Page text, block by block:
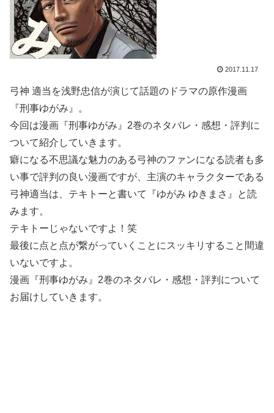
2017.11.17
弓神 適当を浅野忠信が演じて話題のドラマの原作漫画
『刑事ゆがみ』。
今回は漫画『刑事ゆがみ』2巻のネタバレ・感想・評判に
ついて紹介していきます。
癖になる不思議な魅力のある弓神のファンになる読者も多
い事で評判の良い漫画ですが、主演のキャラクターである
弓神適当は、テキトーと書いて『ゆがみ ゆきまさ』と読
みます。
テキトーじゃないですよ！笑
最後に点と点が繋がっていくことにスッキリすること間違
いないですよ。
漫画『刑事ゆがみ』2巻のネタバレ・感想・評判について
お届けしていきます。